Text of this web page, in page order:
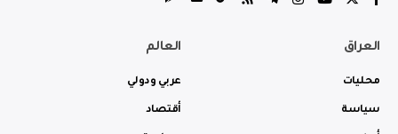
العراق
محليات
سياسة
العالم
عربي ودولي
أقتصاد